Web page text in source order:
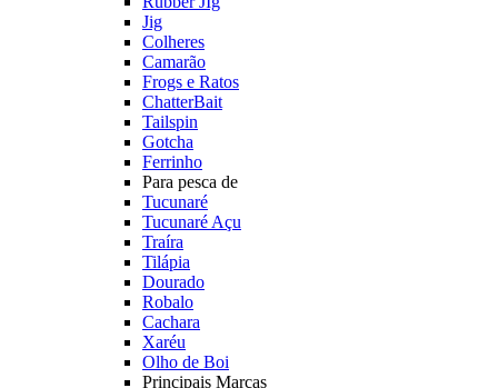
Jig
Colheres
Camarão
Frogs e Ratos
ChatterBait
Tailspin
Gotcha
Ferrinho
Para pesca de
Tucunaré
Tucunaré Açu
Traíra
Tilápia
Dourado
Robalo
Cachara
Xaréu
Olho de Boi
Principais Marcas